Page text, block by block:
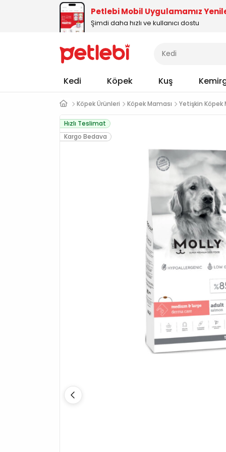
Petlebi Mobil Uygulamamız
Şimdi daha hızlı ve kullanıcı dostu
Kedi Köpek Kuş
Köpek Ürünleri Köpek Maması Yetişkin Köpek
Hızlı Teslimat
Kargo Bedava